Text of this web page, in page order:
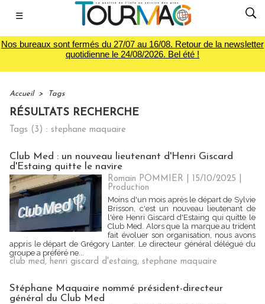
☰
Nos bureaux sont fermés du 27/07 au 16/08. Retour de la newsletter
quotidienne le 24/08/2026. Bel été !
Accueil > Tags
RÉSULTATS RECHERCHE
Tags (3) : stephane maquaire
Club Med : un nouveau lieutenant d'Henri Giscard
d'Estaing quitte le navire
Romain POMMIER | 15/10/2025
Production
Moins d'un mois après le départ de Sylvie
Brisson, c'est un nouveau lieutenant de
l'ère Henri Giscard d'Estaing qui quitte le
Club Med. Alors que la marque au trident
fait évoluer son organisation, nous avons
appris le départ de Grégory Lanter. Le directeur général délégué du
groupe a préféré ne...
club med, henri giscard d'estaing, stephane maquaire
Stéphane Maquaire nommé président-directeur
général du Club Med